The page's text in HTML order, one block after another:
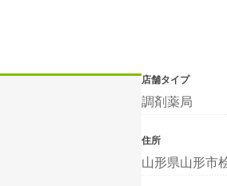
店舗タイプ
調剤薬局
住所
山形県山形市